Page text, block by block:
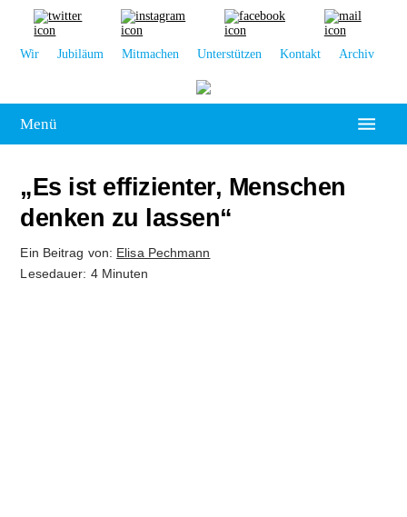
Wir Jubiläum Mitmachen Unterstützen Kontakt Archiv
Menü
Leipzig
Kolumne
„Es ist effizienter, Menschen
denken zu lassen“
Ein Beitrag von: Elisa Pechmann
Lesedauer: 4 Minuten